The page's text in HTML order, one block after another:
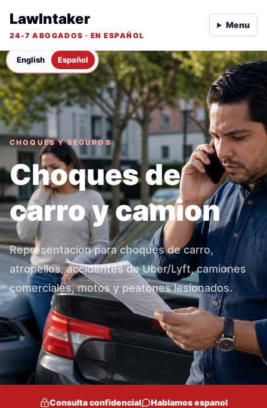
English Español
LawIntaker
24-7 ABOGADOS · EN ESPAÑOL
Menu
CHOQUES Y SEGUROS
Choques de
carro y camion
Representacion para choques de carro,
atropellos, accidentes de Uber/Lyft, camiones
comerciales, motos y peatones lesionados.
Consulta confidencial
Hablamos espanol